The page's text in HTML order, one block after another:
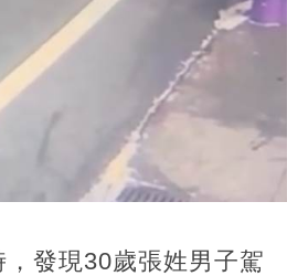
發現30歲張姓男子駕